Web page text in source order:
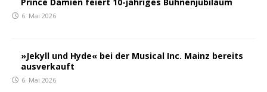
6. Mai 2026
»Jekyll und Hyde« bei der Musical Inc. Mainz bereits
ausverkauft
6. Mai 2026